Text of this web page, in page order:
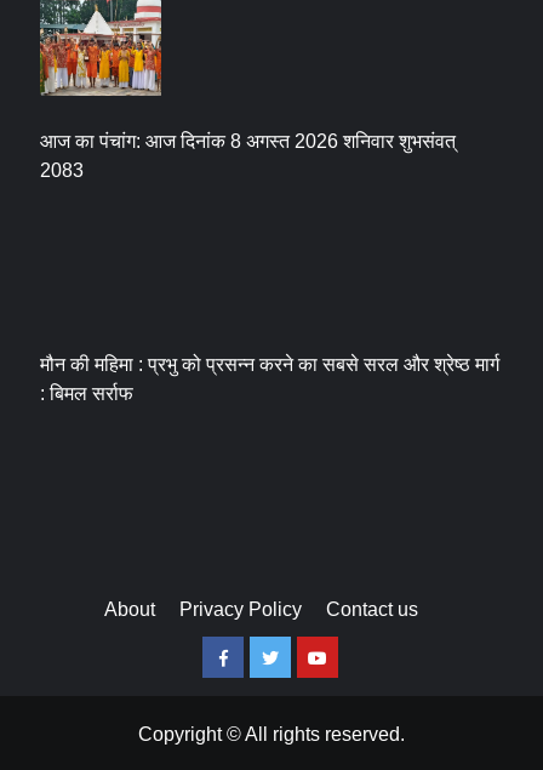
आज का पंचांग: आज दिनांक 8 अगस्त 2026 शनिवार शुभसंवत्
2083
मौन की महिमा : प्रभु को प्रसन्न करने का सबसे सरल और श्रेष्ठ मार्ग
: बिमल सर्राफ
About Privacy Policy Contact us
FacebookTwitterYoutube
Copyright © All rights reserved.